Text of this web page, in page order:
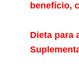
benefício,
Dieta para